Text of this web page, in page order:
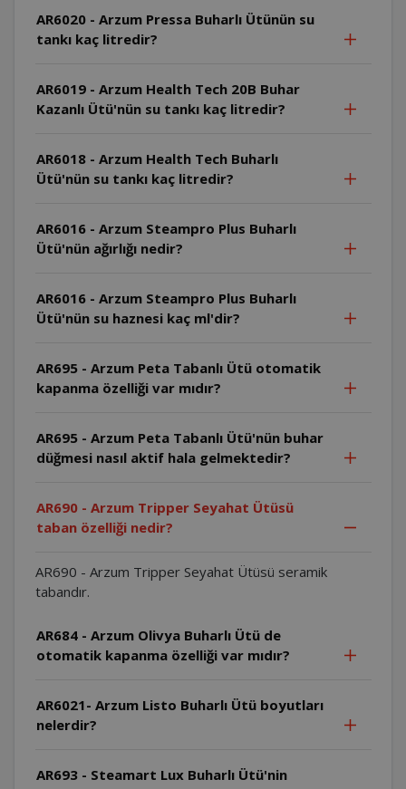
AR6020 - Arzum Pressa Buharlı Ütünün su
tankı kaç litredir?
AR6019 - Arzum Health Tech 20B Buhar
Kazanlı Ütü'nün su tankı kaç litredir?
AR6018 - Arzum Health Tech Buharlı
Ütü'nün su tankı kaç litredir?
AR6016 - Arzum Steampro Plus Buharlı
Ütü'nün ağırlığı nedir?
AR6016 - Arzum Steampro Plus Buharlı
Ütü'nün su haznesi kaç ml'dir?
AR695 - Arzum Peta Tabanlı Ütü otomatik
kapanma özelliği var mıdır?
AR695 - Arzum Peta Tabanlı Ütü'nün buhar
düğmesi nasıl aktif hala gelmektedir?
AR690 - Arzum Tripper Seyahat Ütüsü
taban özelliği nedir?
AR690 - Arzum Tripper Seyahat Ütüsü seramik
tabandır.
AR684 - Arzum Olivya Buharlı Ütü de
otomatik kapanma özelliği var mıdır?
AR6021- Arzum Listo Buharlı Ütü boyutları
nelerdir?
AR693 - Steamart Lux Buharlı Ütü'nin